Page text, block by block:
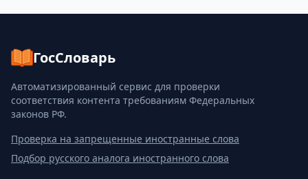
ГосСловарь
Автоматизированный сервис для проверки
соответствия контента требованиям Федеральных
законов РФ.
Проверка на запрещенные иностранные слова
Подбор русского аналога иностранного слова